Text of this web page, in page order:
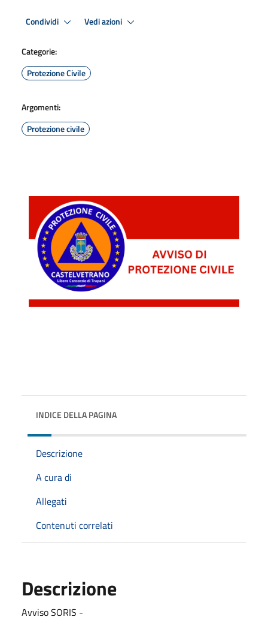
Condividi Vedi azioni
Categorie:
Protezione Civile
Argomenti:
Protezione civile
INDICE DELLA PAGINA
Descrizione
A cura di
Allegati
Contenuti correlati
Descrizione
Avviso SORIS -